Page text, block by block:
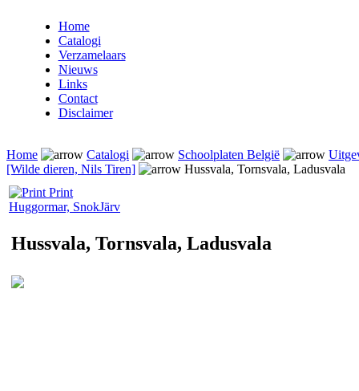
Home
Catalogi
Verzamelaars
Nieuws
Links
Contact
Disclaimer
Home Catalogi Schoolplaten België
[Wilde dieren, Nils Tiren]
Hussvala, Tornsvala, Ladusvala
Print
Huggormar, SnokJärv
Hussvala, Tornsvala, Ladusvala